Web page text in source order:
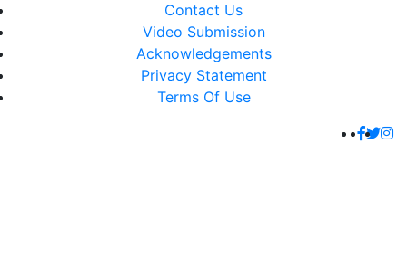
Contact Us
Video Submission
Acknowledgements
Privacy Statement
Terms Of Use